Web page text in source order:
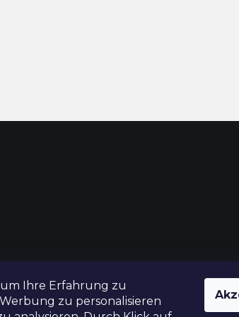
Ihre Erfahrung zu
zu personalisieren